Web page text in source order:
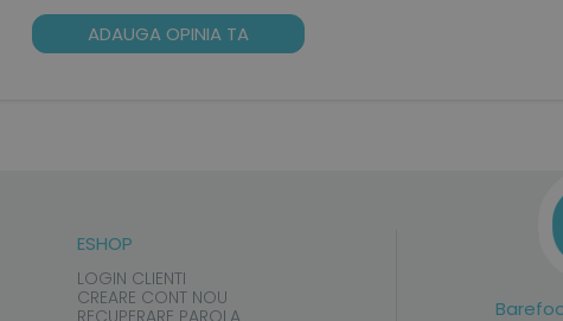
ADAUGA OPINIA TA
ESHOP
LOGIN CLIENTI
CREARE CONT NOU